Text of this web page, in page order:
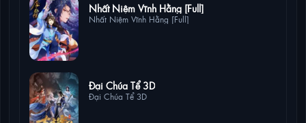
Nhất Niệm Vĩnh Hằng [Full]
Nhất Niệm Vĩnh Hằng [Full]
Đại Chúa Tể 3D
Đại Chúa Tể 3D